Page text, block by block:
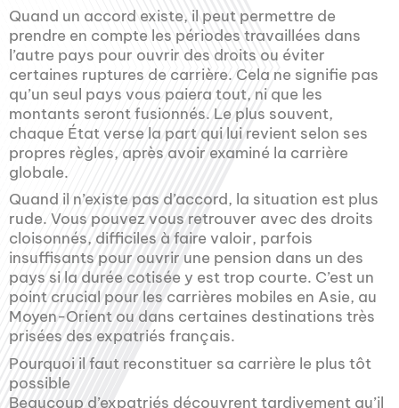
Quand un accord existe, il peut permettre de
prendre en compte les périodes travaillées dans
l’autre pays pour ouvrir des droits ou éviter
certaines ruptures de carrière. Cela ne signifie pas
qu’un seul pays vous paiera tout, ni que les
montants seront fusionnés. Le plus souvent,
chaque État verse la part qui lui revient selon ses
propres règles, après avoir examiné la carrière
globale.
Quand il n’existe pas d’accord, la situation est plus
rude. Vous pouvez vous retrouver avec des droits
cloisonnés, difficiles à faire valoir, parfois
insuffisants pour ouvrir une pension dans un des
pays si la durée cotisée y est trop courte. C’est un
point crucial pour les carrières mobiles en Asie, au
Moyen-Orient ou dans certaines destinations très
prisées des expatriés français.
Pourquoi il faut reconstituer sa carrière le plus tôt
possible
Beaucoup d’expatriés découvrent tardivement qu’il